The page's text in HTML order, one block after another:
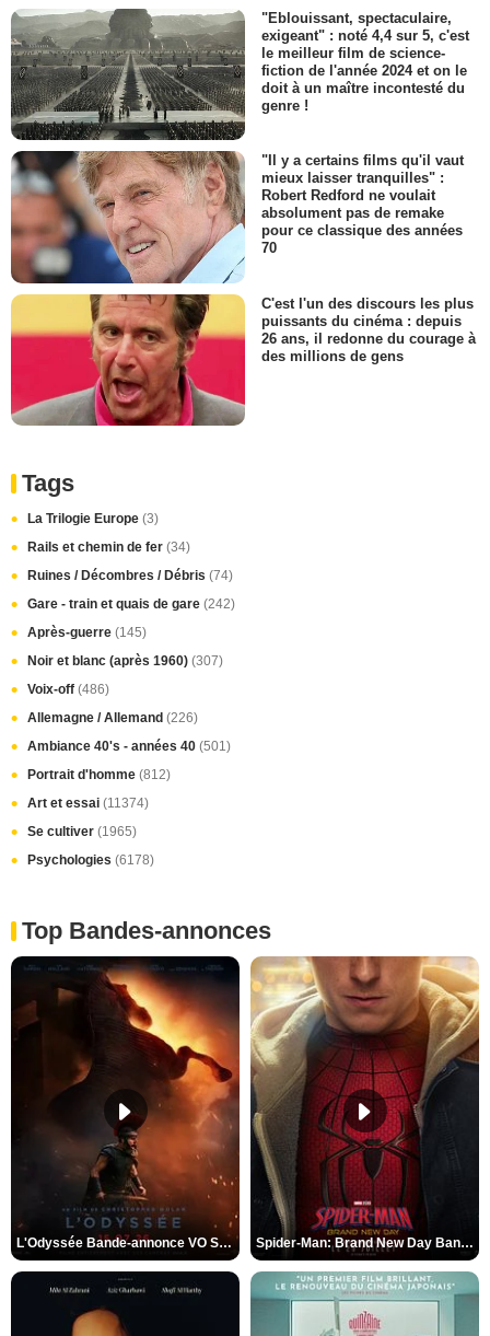
"Eblouissant, spectaculaire,
exigeant" : noté 4,4 sur 5, c'est
le meilleur film de science-
fiction de l'année 2024 et on le
doit à un maître incontesté du
genre !
"Il y a certains films qu'il vaut
mieux laisser tranquilles" :
Robert Redford ne voulait
absolument pas de remake
pour ce classique des années
70
C'est l'un des discours les plus
puissants du cinéma : depuis
26 ans, il redonne du courage à
des millions de gens
Tags
La Trilogie Europe (3)
Rails et chemin de fer (34)
Ruines / Décombres / Débris (74)
Gare - train et quais de gare (242)
Après-guerre (145)
Noir et blanc (après 1960) (307)
Voix-off (486)
Allemagne / Allemand (226)
Ambiance 40's - années 40 (501)
Portrait d'homme (812)
Art et essai (11374)
Se cultiver (1965)
Psychologies (6178)
Top Bandes-annonces
L'Odyssée Bande-annonce VO STFR Spider-Man: Brand New Day Bande-annonce VO STFR